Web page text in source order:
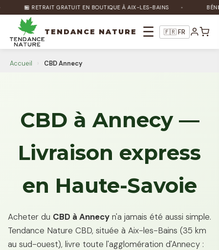
RETRAIT GRATUIT EN BOUTIQUE À AIX-LES-BAINS BÉNÉFICIEZ
TENDANCE NATURE ☰ 🇫🇷 FR
Accueil › CBD Annecy
CBD à Annecy —
Livraison express
en Haute-Savoie
Acheter du CBD à Annecy n'a jamais été aussi simple.
Tendance Nature CBD, située à Aix-les-Bains (35 km
au sud-ouest), livre toute l'agglomération d'Annecy :
En ligne
puis-je vous aider ?